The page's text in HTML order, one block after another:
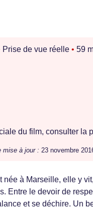
Prise de vue réelle • 59
du film, consulter la
mise à jour : 23 novembre
à Marseille, elle y
Entre le devoir de
et se déchire. Un